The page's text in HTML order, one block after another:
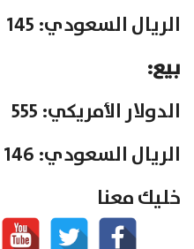
الريال السعودي: 145
بيع:
الدولار الأمريكي: 555
الريال السعودي: 146
خليك معنا